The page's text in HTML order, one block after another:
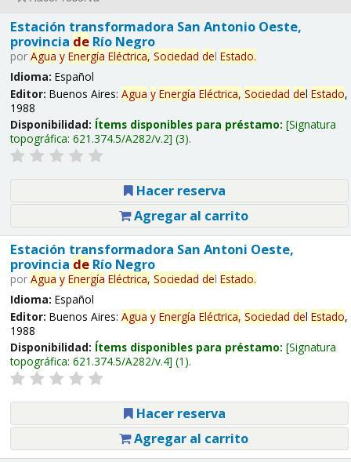
Estación transformadora San Antonio Oeste,
provincia deRío Negro
por Agua y Energía Eléctrica, Sociedad del Estado.
Idioma: Español
Editor: Buenos Aires: Agua y Energía Eléctrica, Sociedad del Estado,
1988
Disponibilidad: Ítems disponibles para préstamo: Signatura
topográfica: 621.374.5/A282/v.2 (3).
Hacer reserva
Agregar al carrito
Estación transformadora San Antoni Oeste,
provincia deRío Negro
por Agua y Energía Eléctrica, Sociedad del Estado.
Idioma: Español
Editor: Buenos Aires: Agua y Energía Eléctrica, Sociedad del Estado,
1988
Disponibilidad: Ítems disponibles para préstamo: Signatura
topográfica: 621.374.5/A282/v.4 (1).
Hacer reserva
Agregar al carrito